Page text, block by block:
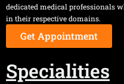
dedicated medical professionals
in their respective domains.
Get Appointment
Specialities